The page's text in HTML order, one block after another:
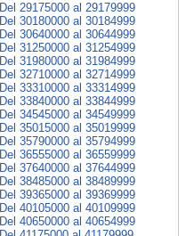
Del 29175000 al 29179999
Del 30180000 al 30184999
Del 30640000 al 30644999
Del 31250000 al 31254999
Del 31980000 al 31984999
Del 32710000 al 32714999
Del 33310000 al 33314999
Del 33840000 al 33844999
Del 34545000 al 34549999
Del 35015000 al 35019999
Del 35790000 al 35794999
Del 36555000 al 36559999
Del 37640000 al 37644999
Del 38485000 al 38489999
Del 39365000 al 39369999
Del 40105000 al 40109999
Del 40650000 al 40654999